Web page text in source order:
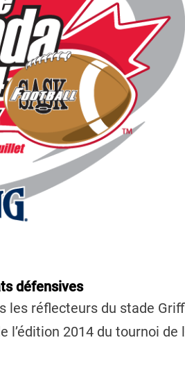
défensives
les réflecteurs du stade
2014 du tournoi de